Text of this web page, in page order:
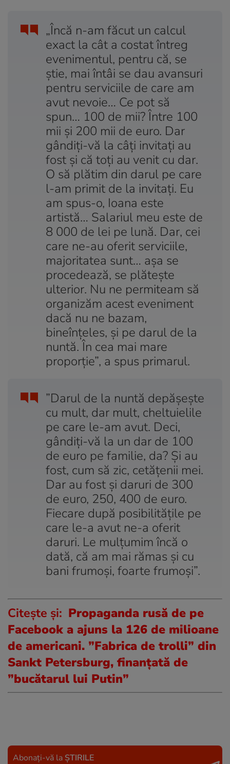
„Încă n-am făcut un calcul
exact la cât a costat întreg
evenimentul, pentru că, se
ştie, mai întâi se dau avansuri
pentru serviciile de care am
avut nevoie… Ce pot să
spun… 100 de mii? Între 100
mii şi 200 mii de euro. Dar
gândiţi-vă la câţi invitaţi au
fost şi că toţi au venit cu dar.
O să plătim din darul pe care
l-am primit de la invitaţi. Eu
am spus-o, Ioana este
artistă… Salariul meu este de
8 000 de lei pe lună. Dar, cei
care ne-au oferit serviciile,
majoritatea sunt… aşa se
procedează, se plăteşte
ulterior. Nu ne permiteam să
organizăm acest eveniment
dacă nu ne bazam,
bineînţeles, şi pe darul de la
nuntă. În cea mai mare
proporţie”, a spus primarul.
”Darul de la nuntă depăşeşte
cu mult, dar mult, cheltuielile
pe care le-am avut. Deci,
gândiţi-vă la un dar de 100
de euro pe familie, da? Şi au
fost, cum să zic, cetăţenii mei.
Dar au fost şi daruri de 300
de euro, 250, 400 de euro.
Fiecare după posibilităţile pe
care le-a avut ne-a oferit
daruri. Le mulţumim încă o
dată, că am mai rămas şi cu
bani frumoşi, foarte frumoşi”.
Citește și: Propaganda rusă de pe
Facebook a ajuns la 126 de milioane
de americani. ”Fabrica de trolli” din
Sankt Petersburg, finanțată de
”bucătarul lui Putin”
Abonați-vă la ȘTIRILE